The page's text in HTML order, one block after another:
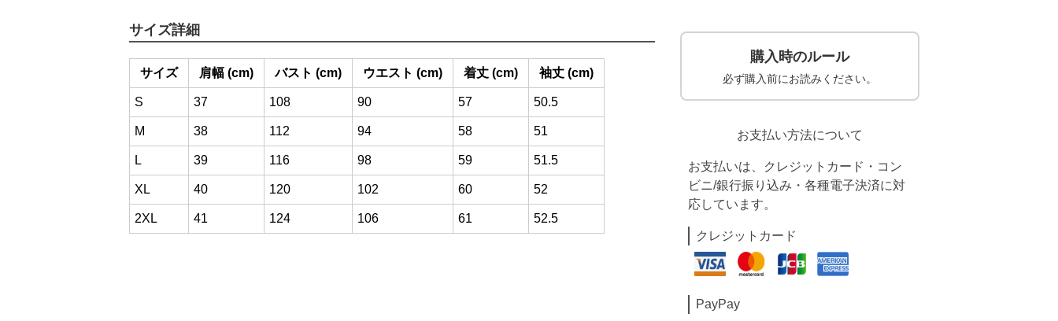
サイズ詳細
サイズ 肩幅 (cm) バスト (cm) ウエスト (cm) 着丈 (cm) 袖丈 (cm)
S 37 108 90 57 50.5
M 38 112 94 58 51
L 39 116 98 59 51.5
XL 40 120 102 60 52
2XL 41 124 106 61 52.5
購入時のルール
必ず購入前にお読みください。
お支払い方法について
お支払いは、クレジットカード・コン
ビニ/銀行振り込み・各種電子決済に対
応しています。
クレジットカード
PayPay